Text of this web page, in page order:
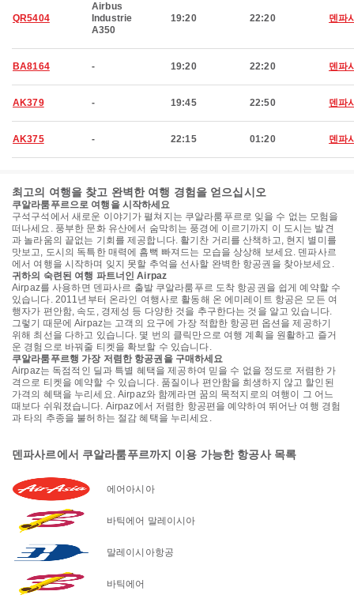
QR5404
Airbus
Industrie
A350
19:20 22:20 덴파
BA8164 - 19:20 22:20 덴파
AK379 - 19:45 22:50 덴파
AK375 - 22:15 01:20 덴파
최고의 여행을 찾고 완벽한 여행 경험을 얻으십시오
쿠알라룸푸르으로 여행을 시작하세요
구석구석에서 새로운 이야기가 펼쳐지는 쿠알라룸푸르로 잊을 수 없는 모험을
떠나세요. 풍부한 문화 유산에서 숨막히는 풍경에 이르기까지 이 도시는 발견
과 놀라움의 끝없는 기회를 제공합니다. 활기찬 거리를 산책하고, 현지 별미를
맛보고, 도시의 독특한 매력에 흠뻑 빠져드는 모습을 상상해 보세요. 덴파사르
에서 여행을 시작하며 잊지 못할 추억을 선사할 완벽한 항공권을 찾아보세요.
귀하의 숙련된 여행 파트너인 Airpaz
Airpaz를 사용하면 덴파사르 출발 쿠알라룸푸르 도착 항공권을 쉽게 예약할 수
있습니다. 2011년부터 온라인 여행사로 활동해 온 에미레이트 항공은 모든 여
행자가 편안함, 속도, 경제성 등 다양한 것을 추구한다는 것을 알고 있습니다.
그렇기 때문에 Airpaz는 고객의 요구에 가장 적합한 항공편 옵션을 제공하기
위해 최선을 다하고 있습니다. 몇 번의 클릭만으로 여행 계획을 원활하고 즐거
운 경험으로 바꿔줄 티켓을 확보할 수 있습니다.
쿠알라룸푸르행 가장 저렴한 항공권을 구매하세요
Airpaz는 독점적인 딜과 특별 혜택을 제공하여 믿을 수 없을 정도로 저렴한 가
격으로 티켓을 예약할 수 있습니다. 품질이나 편안함을 희생하지 않고 할인된
가격의 혜택을 누리세요. Airpaz와 함께라면 꿈의 목적지로의 여행이 그 어느
때보다 쉬워졌습니다. Airpaz에서 저렴한 항공편을 예약하여 뛰어난 여행 경험
과 타의 추종을 불허하는 절감 혜택을 누리세요.
덴파사르에서 쿠알라룸푸르까지 이용 가능한 항공사 목록
에어아시아
바틱에어 말레이시아
말레이시아항공
바틱에어